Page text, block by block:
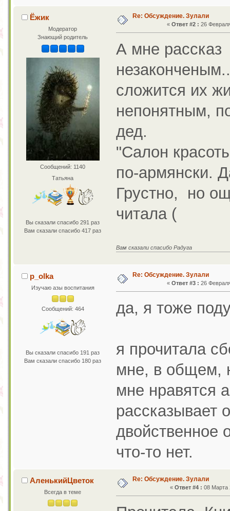
Ёжик
Модератор
Знающий родитель
Сообщений: 1140
Татьяна
Вы сказали спасибо 291 раз
Вам сказали спасибо 417 раз
Re: Обсуждение. Зулали
«Ответ #2 : 26
А мне рассказ
сложится их
непонятным,
дед.
"Салон
по-армянски.
Грустно, но
читала (
Вам сказали спасибо Радуга
p_olka
Изучаю азы воспитания
Сообщений: 464
Вы сказали спасибо 191 раз
Вам сказали спасибо 180 раз
Re: Обсуждение. Зулали
« Ответ #3 : 26
да, я тоже
я прочитала
мне, в общем,
мне нравятся
рассказывает
двойственное
что-то нет.
АленькийЦветок
Всегда в теме
Re: Обсуждение. Зулали
« Ответ #4 : 08 Марта